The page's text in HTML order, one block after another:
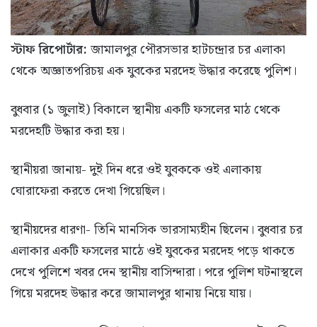
স্টাফ রিপোর্টার: জামালপুর পৌরসভার হাটচন্দ্রার চর এলাকা
থেকে অজ্ঞাতপরিচয় এক যুবকের মরদেহ উদ্ধার করেছে পুলিশ।
বুধবার (১ জুলাই) বিকালে স্থানীয় একটি ফসলের মাঠ থেকে
মরদেহটি উদ্ধার করা হয়।
স্থানীয়রা জানায়- দুই দিন ধরে ওই যুবককে ওই এলাকায়
ঘোরাফেরা করতে দেখা গিয়েছিল।
স্থানীয়দের ধারণা- তিনি মানসিক ভারসাম্যহীন ছিলেন। বুধবার চর
এলাকার একটি ফসলের মাঠে ওই যুবকের মরদেহ পড়ে থাকতে
দেখে পুলিশে খবর দেন স্থানীয় বাসিন্দারা। পরে পুলিশ ঘটনাস্থলে
গিয়ে মরদেহ উদ্ধার করে জামালপুর থানায় নিয়ে যায়।